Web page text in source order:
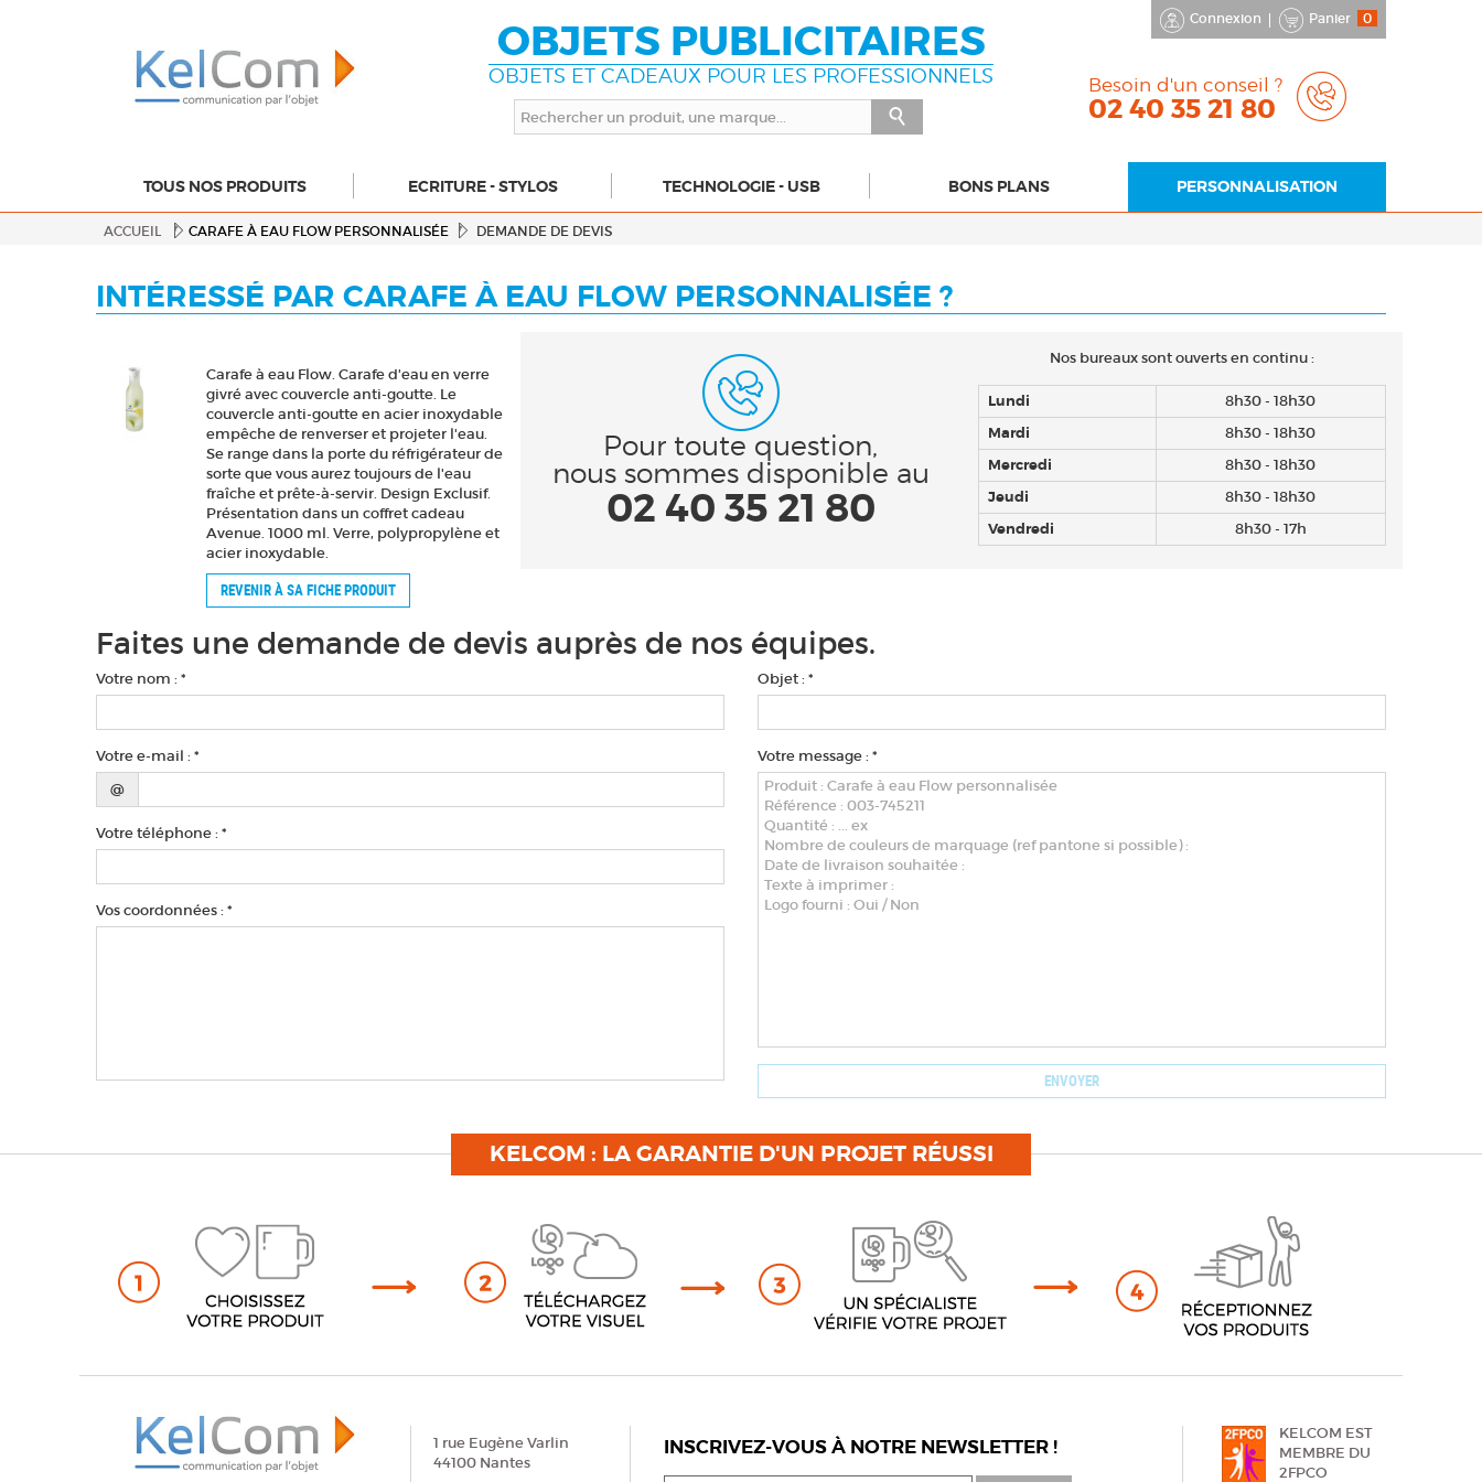
OBJETS PUBLICITAIRES
OBJETS ET CADEAUX POUR LES PROFESSIONNELS
Panier 0
Connexion
Besoin d'un conseil ?
02 40 35 21 80
TOUS NOS PRODUITS ECRITURE - STYLOS TECHNOLOGIE - USB BONS PLANS PERSONNALISATION
ACCUEIL CARAFE À EAU FLOW PERSONNALISÉE DEMANDE DE DEVIS
INTÉRESSÉ PAR CARAFE À EAU FLOW PERSONNALISÉE ?
Carafe à eau Flow. Carafe d'eau en verre
givré avec couvercle anti-goutte. Le
couvercle anti-goutte en acier inoxydable
empêche de renverser et projeter l'eau.
Se range dans la porte du réfrigérateur de
sorte que vous aurez toujours de l'eau
fraîche et prête-à-servir. Design Exclusif.
Présentation dans un coffret cadeau
Avenue. 1000 ml. Verre, polypropylène et
acier inoxydable.
REVENIR À SA FICHE PRODUIT
Pour toute question,
nous sommes disponible au
02 40 35 21 80
Nos bureaux sont ouverts en continu :
Lundi
8h30 - 18h30
Mardi
8h30 - 18h30
Mercredi
8h30 - 18h30
Jeudi
8h30 - 18h30
Vendredi
8h30 - 17h
Faites une demande de devis auprès de nos équipes.
Votre nom : *
Votre e-mail : *
@
Votre téléphone : *
Vos coordonnées : *
Objet : *
Votre message : *
KELCOM : LA GARANTIE D'UN PROJET RÉUSSI
1 rue Eugène Varlin
44100 Nantes
INSCRIVEZ-VOUS À NOTRE NEWSLETTER !
KELCOM EST
MEMBRE DU
2FPCO